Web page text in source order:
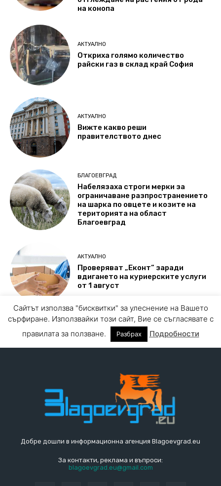
Добре дошли в информационна агенция Blagoevgrad.eu
За контакти, реклама и въпроси:
blagoevgrad.eu@gmail.com